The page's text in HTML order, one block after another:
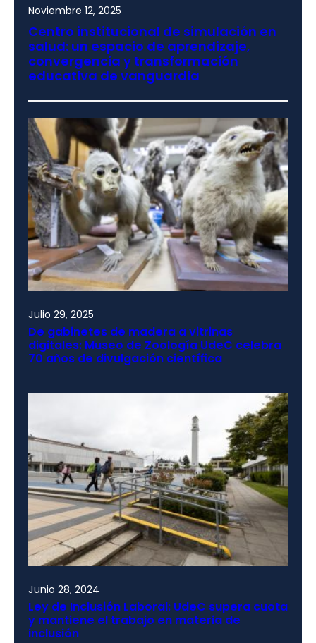
Noviembre 12, 2025
Centro institucional de simulación en
salud: un espacio de aprendizaje,
convergencia y transformación
educativa de vanguardia
Julio 29, 2025
De gabinetes de madera a vitrinas
digitales: Museo de Zoología UdeC celebra
70 años de divulgación científica
Junio 28, 2024
Ley de Inclusión Laboral: UdeC supera cuota
y mantiene el trabajo en materia de
inclusión